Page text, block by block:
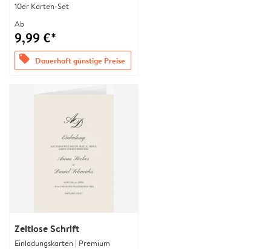
10er Karten-Set
Ab
9,99 €*
offers Dauerhaft günstige Preise
Zeitlose Schrift
Einladungskarten | Premium